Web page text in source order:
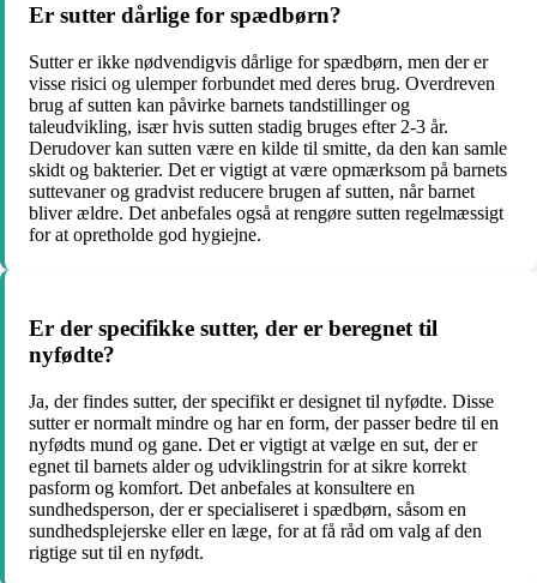
Er sutter dårlige for spædbørn?
Sutter er ikke nødvendigvis dårlige for spædbørn, men der er
visse risici og ulemper forbundet med deres brug. Overdreven
brug af sutten kan påvirke barnets tandstillinger og
taleudvikling, især hvis sutten stadig bruges efter 2-3 år.
Derudover kan sutten være en kilde til smitte, da den kan samle
skidt og bakterier. Det er vigtigt at være opmærksom på barnets
suttevaner og gradvist reducere brugen af sutten, når barnet
bliver ældre. Det anbefales også at rengøre sutten regelmæssigt
for at opretholde god hygiejne.
Er der specifikke sutter, der er beregnet til
nyfødte?
Ja, der findes sutter, der specifikt er designet til nyfødte. Disse
sutter er normalt mindre og har en form, der passer bedre til en
nyfødts mund og gane. Det er vigtigt at vælge en sut, der er
egnet til barnets alder og udviklingstrin for at sikre korrekt
pasform og komfort. Det anbefales at konsultere en
sundhedsperson, der er specialiseret i spædbørn, såsom en
sundhedsplejerske eller en læge, for at få råd om valg af den
rigtige sut til en nyfødt.